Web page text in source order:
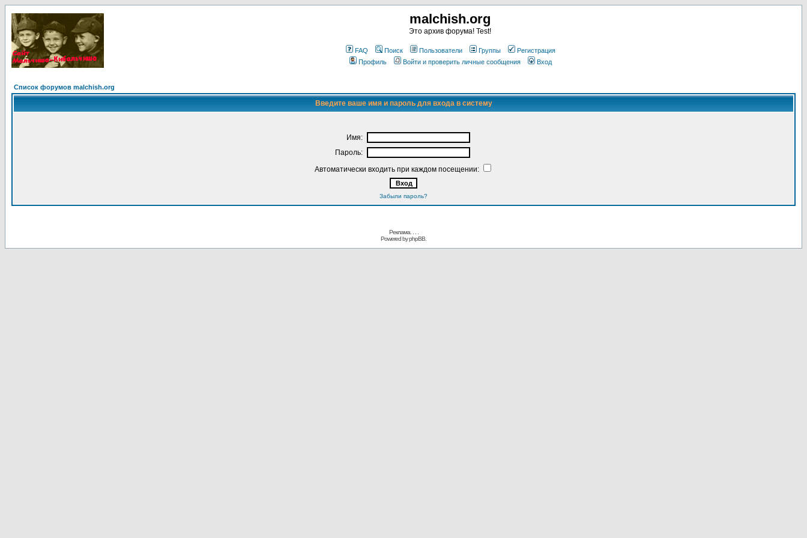
malchish.org
Это архив форума! Test!
FAQ Поиск Пользователи Группы
Регистрация
Профиль
Войти и проверить личные сообщения Вход
Список форумов malchish.org
Введите ваше имя и пароль для входа в систему
Имя:
Пароль:
Автоматически входить при каждом посещении:
Забыли пароль?
Реклама. . .
Powered byphpBB.